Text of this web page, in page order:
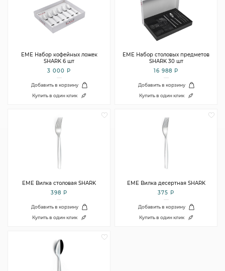
EME Набор кофейных ложек
SHARK 6 шт
3 000 Р
Добавить в корзину
Купить в один клик
EME Набор столовых предметов
SHARK 30 шт
16 988 Р
Добавить в корзину
Купить в один клик
EME Вилка столовая SHARK
398 Р
Добавить в корзину
Купить в один клик
EME Вилка десертная SHARK
375 Р
Добавить в корзину
Купить в один клик